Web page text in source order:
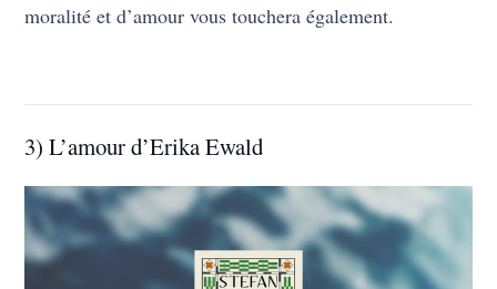
moralité et d’amour vous touchera également.
3) L’amour d’Erika Ewald